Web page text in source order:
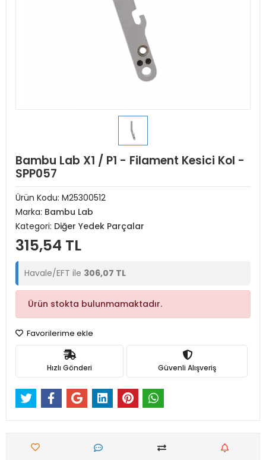
Bambu Lab X1 / P1 - Filament Kesici Kol -
SPP057
Ürün Kodu: M25300512
Marka: Bambu Lab
Kategori: Diğer Yedek Parçalar
315,54 TL
Havale/EFT ile 306,07 TL
Ürün stokta bulunmamaktadır.
Favorilerime ekle
Hızlı Gönderi Güvenli Alışveriş